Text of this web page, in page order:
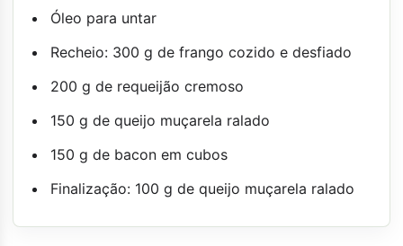
Óleo para untar
Recheio: 300 g de frango cozido e desfiado
200 g de requeijão cremoso
150 g de queijo muçarela ralado
150 g de bacon em cubos
Finalização: 100 g de queijo muçarela ralado